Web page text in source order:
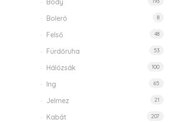
Body
Boleró 8
Felső 48
Fürdőruha 53
Hálózsák 100
Ing 65
Jelmez 21
Kabát 207